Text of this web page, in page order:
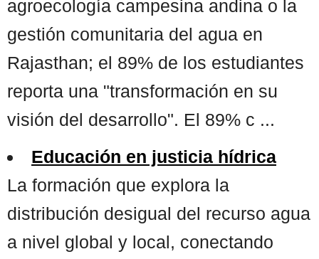
agroecología campesina andina o la
gestión comunitaria del agua en
Rajasthan; el 89% de los estudiantes
reporta una "transformación en su
visión del desarrollo". El 89% c ...
Educación en justicia hídrica
La formación que explora la
distribución desigual del recurso agua
a nivel global y local, conectando